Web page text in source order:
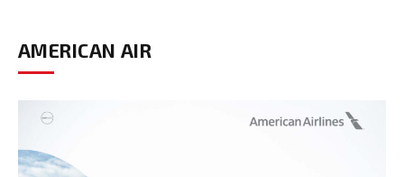
AMERICAN AIR